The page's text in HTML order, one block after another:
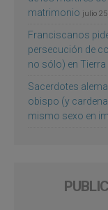
matrimonio julio
Franciscanos
persecución de
no sólo) en Tierra
Sacerdotes
obispo (y
mismo sexo en